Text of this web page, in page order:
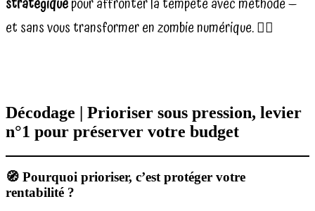
stratégiquepour affronter la tempête avec méthode —
et sans vous transformer en zombie numérique. 🧟‍♀️
Décodage | Prioriser sous pression, levier
n°1 pour préserver votre budget
🧭 Pourquoi prioriser, c’est protéger votre
rentabilité ?